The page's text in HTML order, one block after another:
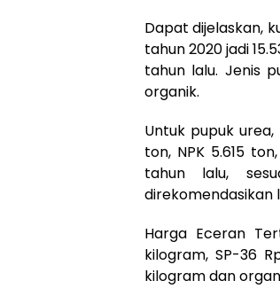
Dapat dijelaskan,
tahun 2020 jadi
tahun lalu. Jenis
organik.
Untuk pupuk
ton, NPK 5.615
tahun lalu,
direkomendasikan
Harga Eceran
kilogram, SP-36
kilogram dan